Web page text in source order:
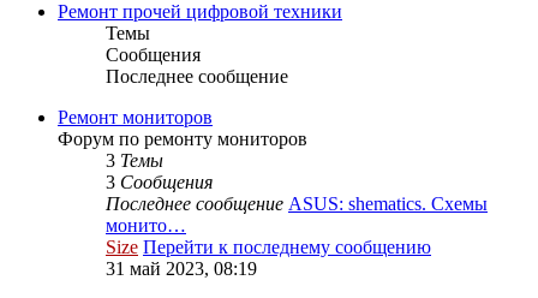
Ремонт прочей цифровой техники
Темы
Сообщения
Последнее сообщение
Ремонт мониторов
Форум по ремонту мониторов
3 Темы
3 Сообщения
Последнее сообщение ASUS: shematics. Схемы
монито…
Size Перейти к последнему сообщению
31 май 2023, 08:19